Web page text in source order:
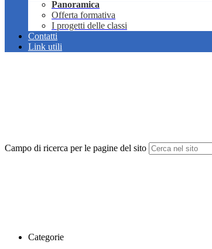
Panoramica
Offerta formativa
I progetti delle classi
Contatti
Link utili
Campo di ricerca per le pagine del sito
Categorie